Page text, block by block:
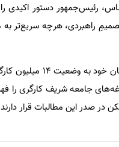
رئیس‌جمهور دستور اکیدی
راهبردی، هرچه سریع‌تر
علی‌بیگی در بخش
جامعه شریف کارگری
صدر این مطالبات قرار